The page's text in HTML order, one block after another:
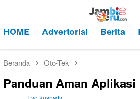
kontenMobile
HOME Advertorial Berita
Beranda Oto-Tek
Panduan Aman Aplikasi
Evo Kusnady